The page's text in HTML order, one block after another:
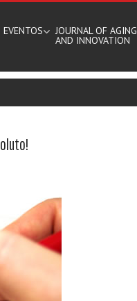
EVENTOS JOURNAL OF AGING
AND INNOVATION